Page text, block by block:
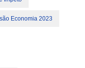
Economia 2023